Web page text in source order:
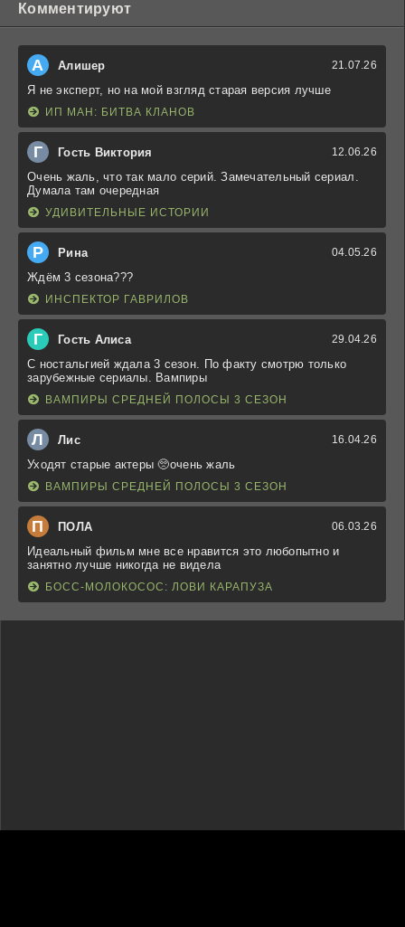
Комментируют
А Алишер 21.07.26
Я не эксперт, но на мой взгляд старая версия лучше
ИП МАН: БИТВА КЛАНОВ
Г Гость Виктория 12.06.26
Очень жаль, что так мало серий. Замечательный сериал.
Думала там очередная
УДИВИТЕЛЬНЫЕ ИСТОРИИ
Р Рина 04.05.26
Ждём 3 сезона???
ИНСПЕКТОР ГАВРИЛОВ
Г Гость Алиса 29.04.26
С ностальгией ждала 3 сезон. По факту смотрю только
зарубежные сериалы. Вампиры
ВАМПИРЫ СРЕДНЕЙ ПОЛОСЫ 3 СЕЗОН
Л Лис 16.04.26
Уходят старые актеры 🥺очень жаль
ВАМПИРЫ СРЕДНЕЙ ПОЛОСЫ 3 СЕЗОН
П ПОЛА 06.03.26
Идеальный фильм мне все нравится это любопытно и
занятно лучше никогда не видела
БОСС-МОЛОКОСОС: ЛОВИ КАРАПУЗА